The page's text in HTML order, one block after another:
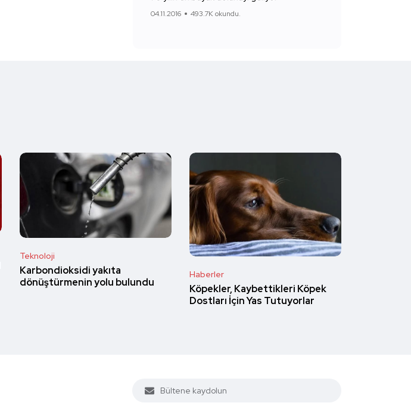
04.11.2016 493.7K okundu.
Teknoloji
Karbondioksidi yakıta
dönüştürmenin yolu bulundu
Haberler
Köpekler, Kaybettikleri Köpek
Dostları İçin Yas Tutuyorlar